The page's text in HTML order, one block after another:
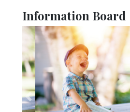
Information Board
Previous